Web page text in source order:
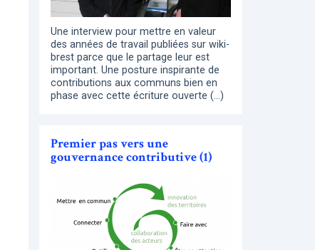
Une interview pour mettre en valeur
des années de travail publiées sur wiki-
brest parce que le partage leur est
important. Une posture inspirante de
contributions aux communs bien en
phase avec cette écriture ouverte (…)
Premier pas vers une
gouvernance contributive (1)